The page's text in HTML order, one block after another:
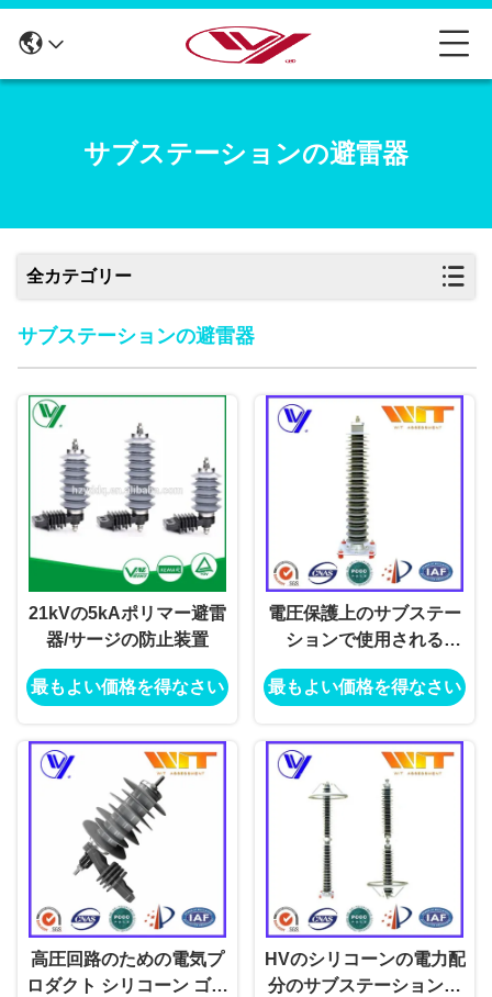
サブステーションの避雷器
全カテゴリー
サブステーションの避雷器
21kVの5kAポリマー避雷
器/サージの防止装置
最もよい価格を得なさい
電圧保護上のサブステー
ションで使用される
110KV金属の酸化亜鉛電
光サージの防止装置
最もよい価格を得なさい
高圧回路のための電気プ
ロダクト シリコーン ゴム
HVのシリコーンの電力配
分のサブステーションの